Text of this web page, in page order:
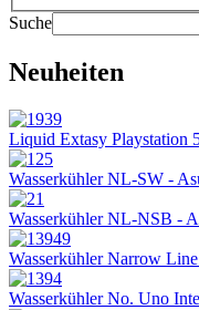
Suche
Neuheiten
Liquid Extasy Playstation
Wasserkühler NL-SW -
Wasserkühler NL-NSB -
Wasserkühler Narrow
Wasserkühler No. Uno